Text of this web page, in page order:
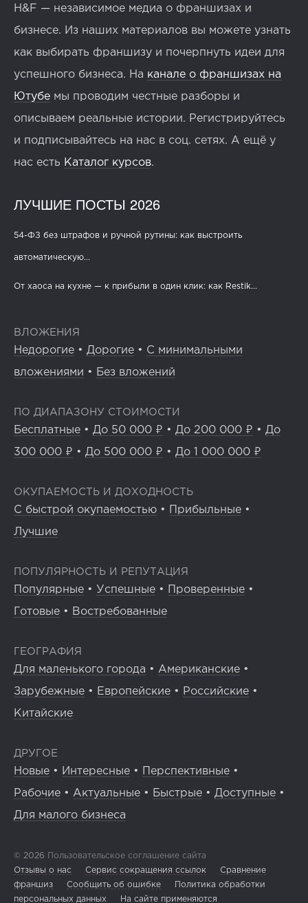
H&F — независимое медиа о франшизах и
бизнесе. Из наших материалов вы можете узнать
как выбирать франшизу и почерпнуть идеи для
успешного бизнеса. На канале о франшизах на
Ютубе мы проводим честные разборы и
описываем реальные истории. Регистрируйтесь
и подписывайтесь на нас в соц. сетях. А ещё у
нас есть Каталог курсов.
ЛУЧШИЕ ПОСТЫ 2026
54-ФЗ без штрафов и ручной рутины: как выстроить
автоматическую...
От хаоса на кухне — к прибыли в один клик: как Restik...
ВЛОЖЕНИЯ
Недорогие • Дорогие • С минимальными
вложениями • Без вложений
ПО ДИАПАЗОНУ СТОИМОСТИ
Бесплатные • До 50 000 ₽ • До 200 000 ₽ • До
300 000 ₽ • До 500 000 ₽ • До 1 000 000 ₽
ОКУПАЕМОСТЬ И ДОХОДНОСТЬ
С быстрой окупаемостью • Прибыльные •
Лучшие
ПОПУЛЯРНОСТЬ И РЕПУТАЦИЯ
Популярные • Успешные • Проверенные •
Готовые • Востребованные
ГЕОГРАФИЯ
Для маленького города • Американские •
Зарубежные • Европейские • Российские •
Китайские
ДРУГОЕ
Новые • Интересные • Перспективные •
Рабочие • Актуальные • Быстрые • Доступные •
Для малого бизнеса
© 2026 Пользовательское соглашение сайта
Отзывы о нас
Сервис сокращения ссылок
Сравнение
франшиз
Сообщить об ошибке
Политика обработки
персональных данных
На сайте применяются